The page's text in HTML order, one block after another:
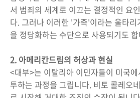
서 범죄의 세계로 이끄는 결정적인 요
다. 그러나 이러한 '가족'이라는 울타리
을 정당화하는 수단으로 사용되기도
2. 아메리칸드림의 허상과 현실
<대부>는 이탈리아 이민자들이 미국
투하는 과정을 그립니다. 비토 콜레오